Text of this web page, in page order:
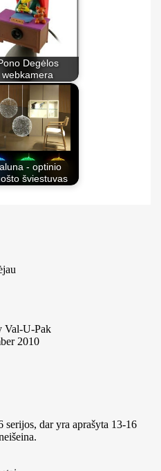
Degėlos
webkamera
- optinio
šviestuvas